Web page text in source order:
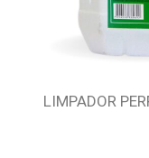
LIMPADOR